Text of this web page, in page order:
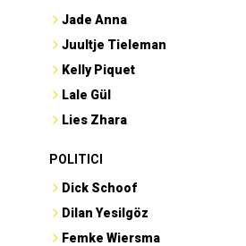
Jade Anna
Juultje Tieleman
Kelly Piquet
Lale Gül
Lies Zhara
POLITICI
Dick Schoof
Dilan Yesilgöz
Femke Wiersma